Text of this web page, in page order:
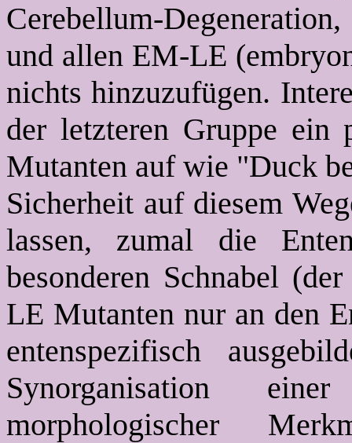
Cerebellum-
und allen EM-LE
nichts hinzuzufügen.
der letzteren Gruppe ein
Mutanten auf wie "Duck
Sicherheit auf diesem
lassen, zumal die
besonderen Schnabel
LE Mutanten nur an den
entenspezifisch
Synorganisation
morphologischer